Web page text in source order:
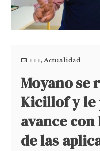
+++,Actualidad
Moyano se
Kicillof y le
avance
de las